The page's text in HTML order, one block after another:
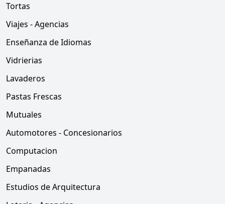
Tortas
Viajes - Agencias
Enseñanza de Idiomas
Vidrierias
Lavaderos
Pastas Frescas
Mutuales
Automotores - Concesionarios
Computacion
Empanadas
Estudios de Arquitectura